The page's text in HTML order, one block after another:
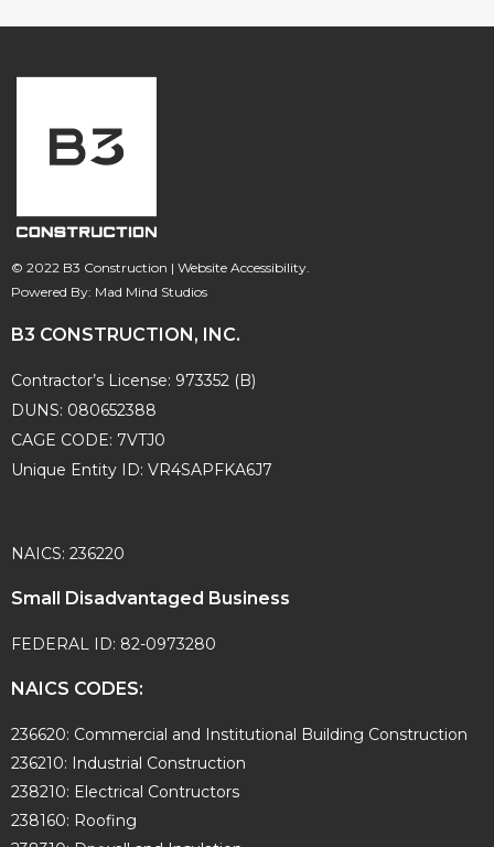
© 2022 B3 Construction | Website Accessibility.
Powered By: Mad Mind Studios
B3 CONSTRUCTION, INC.
Contractor’s License: 973352 (B)
DUNS: 080652388
CAGE CODE: 7VTJ0
Unique Entity ID: VR4SAPFKA6J7
NAICS: 236220
Small Disadvantaged Business
FEDERAL ID: 82-0973280
NAICS CODES:
236620: Commercial and Institutional Building Construction
236210: Industrial Construction
238210: Electrical Contructors
238160: Roofing